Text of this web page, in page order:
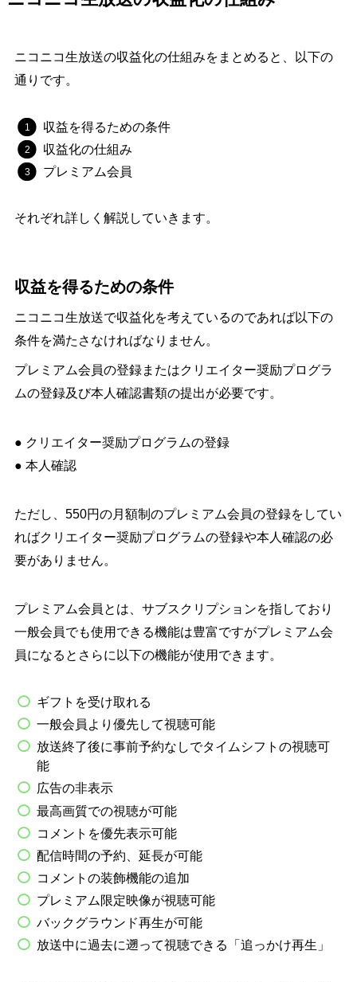
ニコニコ生放送の収益化の仕組みをまとめると、以下の
通りです。
収益を得るための条件
収益化の仕組み
プレミアム会員
それぞれ詳しく解説していきます。
収益を得るための条件
ニコニコ生放送で収益化を考えているのであれば以下の
条件を満たさなければなりません。
プレミアム会員の登録またはクリエイター奨励プログラ
ムの登録及び本人確認書類の提出が必要です。
● クリエイター奨励プログラムの登録
● 本人確認
ただし、550円の月額制のプレミアム会員の登録をしてい
ればクリエイター奨励プログラムの登録や本人確認の必
要がありません。
プレミアム会員とは、サブスクリプションを指しており
一般会員でも使用できる機能は豊富ですがプレミアム会
員になるとさらに以下の機能が使用できます。
ギフトを受け取れる
一般会員より優先して視聴可能
放送終了後に事前予約なしでタイムシフトの視聴可
能
広告の非表示
最高画質での視聴が可能
コメントを優先表示可能
配信時間の予約、延長が可能
コメントの装飾機能の追加
プレミアム限定映像が視聴可能
バックグラウンド再生が可能
放送中に過去に遡って視聴できる「追っかけ再生」